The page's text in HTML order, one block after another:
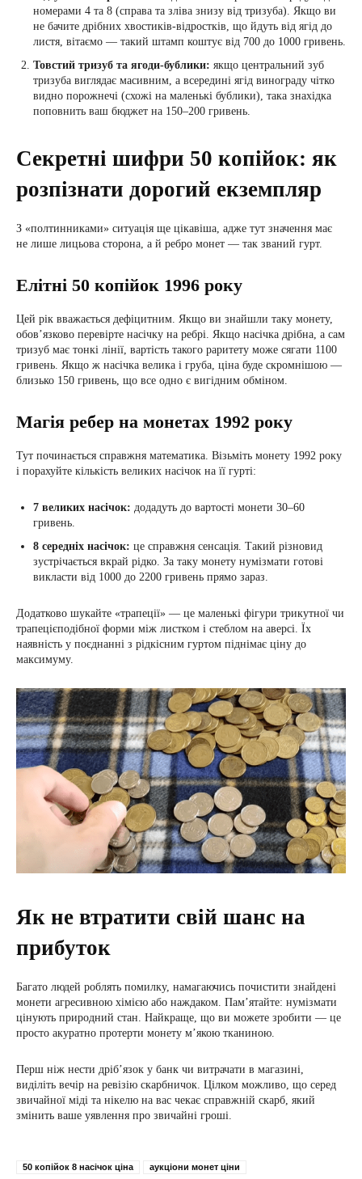
номерами 4 та 8 (справа та зліва знизу від тризуба). Якщо ви
не бачите дрібних хвостиків-відростків, що йдуть від ягід до
листя, вітаємо — такий штамп коштує від 700 до 1000 гривень.
Товстий тризуб та ягоди-бублики: якщо центральний зуб
тризуба виглядає масивним, а всередині ягід винограду чітко
видно порожнечі (схожі на маленькі бублики), така знахідка
поповнить ваш бюджет на 150–200 гривень.
Секретні шифри 50 копійок: як
розпізнати дорогий екземпляр
З «полтинниками» ситуація ще цікавіша, адже тут значення має
не лише лицьова сторона, а й ребро монет — так званий гурт.
Елітні 50 копійок 1996 року
Цей рік вважається дефіцитним. Якщо ви знайшли таку монету,
обов’язково перевірте насічку на ребрі. Якщо насічка дрібна, а сам
тризуб має тонкі лінії, вартість такого раритету може сягати 1100
гривень. Якщо ж насічка велика і груба, ціна буде скромнішою —
близько 150 гривень, що все одно є вигідним обміном.
Магія ребер на монетах 1992 року
Тут починається справжня математика. Візьміть монету 1992 року
і порахуйте кількість великих насічок на її гурті:
7 великих насічок: додадуть до вартості монети 30–60
гривень.
8 середніх насічок: це справжня сенсація. Такий різновид
зустрічається вкрай рідко. За таку монету нумізмати готові
викласти від 1000 до 2200 гривень прямо зараз.
Додатково шукайте «трапеції» — це маленькі фігури трикутної чи
трапецієподібної форми між листком і стеблом на аверсі. Їх
наявність у поєднанні з рідкісним гуртом піднімає ціну до
максимуму.
Як не втратити свій шанс на
прибуток
Багато людей роблять помилку, намагаючись почистити знайдені
монети агресивною хімією або наждаком. Пам’ятайте: нумізмати
цінують природний стан. Найкраще, що ви можете зробити — це
просто акуратно протерти монету м’якою тканиною.
Перш ніж нести дріб’язок у банк чи витрачати в магазині,
виділіть вечір на ревізію скарбничок. Цілком можливо, що серед
звичайної міді та нікелю на вас чекає справжній скарб, який
змінить ваше уявлення про звичайні гроші.
50 копійок 8 насічок ціна аукціони монет ціни